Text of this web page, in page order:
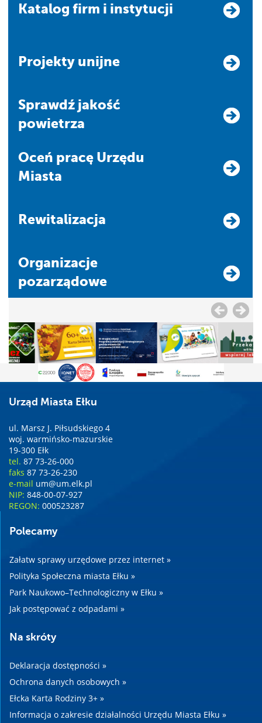
Katalog firm i instytucji
Projekty unijne
Sprawdź jakość
powietrza
Oceń pracę Urzędu
Miasta
Rewitalizacja
Organizacje
pozarządowe
Urząd Miasta Ełku
ul. Marsz J. Piłsudskiego 4
woj. warmińsko-mazurskie
19-300 Ełk
tel. 87 73-26-000
faks 87 73-26-230
e-mail um@um.elk.pl
NIP: 848-00-07-927
REGON: 000523287
Polecamy
Załatw sprawy urzędowe przez internet »
Polityka Społeczna miasta Ełku »
Park Naukowo–Technologiczny w Ełku »
Jak postępować z odpadami »
Na skróty
Deklaracja dostępności »
Ochrona danych osobowych »
Ełcka Karta Rodziny 3+ »
Informacja o zakresie działalności Urzędu Miasta Ełku »